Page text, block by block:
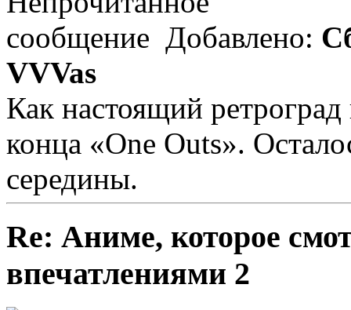
Добавлено:
VVVas
Как настоящий
конца «One Outs».
середины.
Re: Аниме, которое
впечатлениями 2